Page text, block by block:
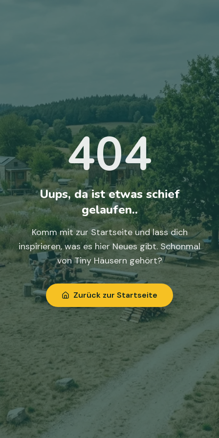
404
Uups, da ist etwas schief
gelaufen..
Komm mit zur Startseite und lass dich
inspirieren, was es hier Neues gibt. Schonmal
von Tiny Häusern gehört?
Zurück zur Startseite